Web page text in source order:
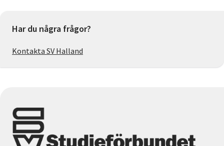
Har du några frågor?
Kontakta SV Halland